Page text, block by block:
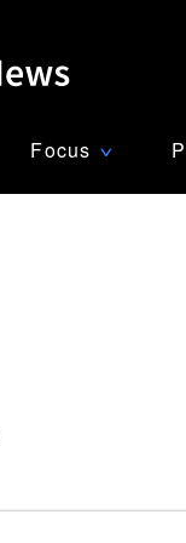
Focus ∨